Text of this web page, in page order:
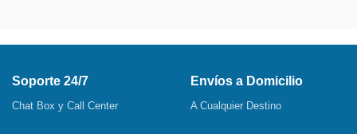
Soporte 24/7
Chat Box y Call Center
Envíos a Domicilio
A Cualquier Destino